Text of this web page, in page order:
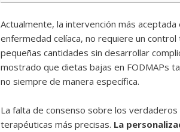
Actualmente, la intervención más
enfermedad celíaca, no requiere un
pequeñas cantidades sin desarrollar
mostrado que dietas bajas en FODMAPs
no siempre de manera específica.
La falta de consenso sobre los
terapéuticas más precisas. La